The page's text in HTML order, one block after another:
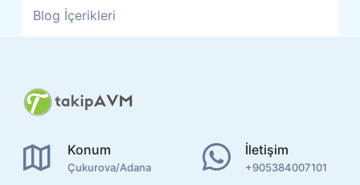
Blog İçerikleri
Konum
Çukurova/Adana
İletişim
+905384007101